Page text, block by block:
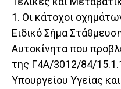
1. Οι κάτοχοι
Ειδικό Σήμα
Αυτοκίνητα που
της Γ4Α/3012/84/
Υπουργείου Υγείας